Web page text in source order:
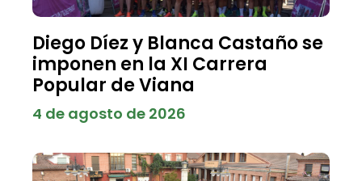
Diego Díez y Blanca Castaño se
imponen en la XI Carrera
Popular de Viana
4 de agosto de 2026